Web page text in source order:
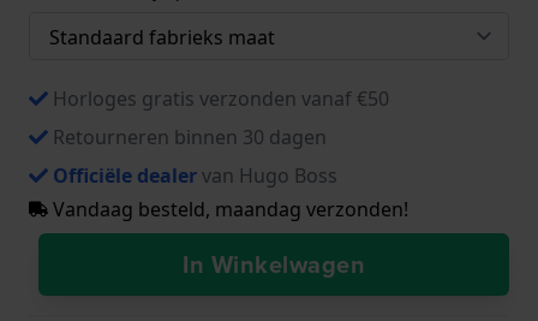
Horloges gratis verzonden vanaf €50
Retourneren binnen 30 dagen
Officiële dealervan Hugo Boss
Vandaag besteld, maandag verzonden!
In Winkelwagen